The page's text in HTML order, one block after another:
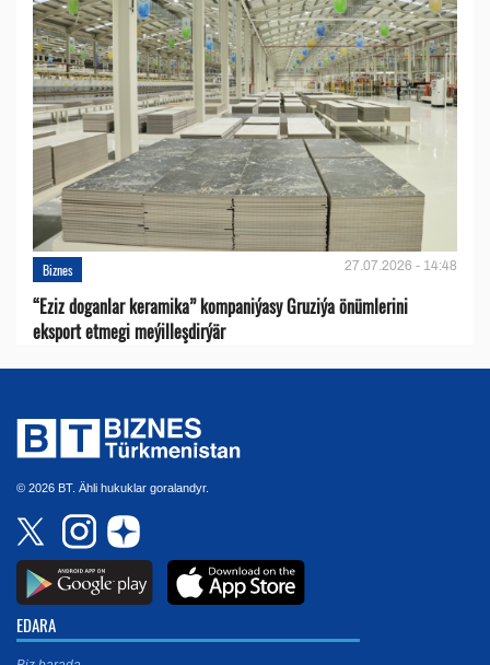
Biznes 27.07.2026 - 14:48
“Eziz doganlar keramika” kompaniýasy Gruziýa önümlerini
eksport etmegi meýilleşdirýär
© 2026 BT. Ähli hukuklar goralandyr.
EDARA